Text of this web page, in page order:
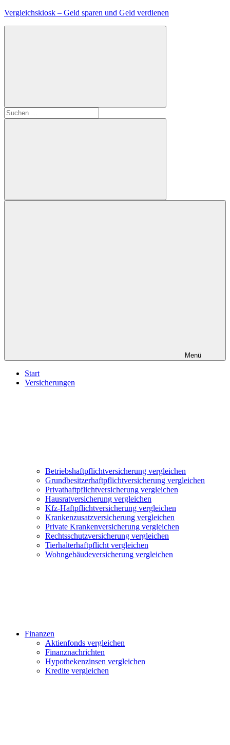
Zum
Vergleichskiosk – Geld sparen und Geld verdienen
Suchen
nach:
Suchen
Menü
Start
Versicherungen
Betriebshaftpflichtversicherung vergleichen
Grundbesitzerhaftpflichtversicherung vergleichen
Privathaftpflichtversicherung vergleichen
Hausratversicherung vergleichen
Kfz-Haftpflichtversicherung vergleichen
Krankenzusatzversicherung vergleichen
Private Krankenversicherung vergleichen
Rechtsschutzversicherung vergleichen
Tierhalterhaftpflicht vergleichen
Wohngebäudeversicherung vergleichen
Finanzen
Aktienfonds vergleichen
Finanznachrichten
Hypothekenzinsen vergleichen
Kredite vergleichen